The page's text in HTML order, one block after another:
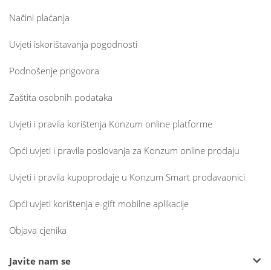
Načini plaćanja
Uvjeti iskorištavanja pogodnosti
Podnošenje prigovora
Zaštita osobnih podataka
Uvjeti i pravila korištenja Konzum online platforme
Opći uvjeti i pravila poslovanja za Konzum online prodaju
Uvjeti i pravila kupoprodaje u Konzum Smart prodavaonici
Opći uvjeti korištenja e-gift mobilne aplikacije
Objava cjenika
Javite nam se